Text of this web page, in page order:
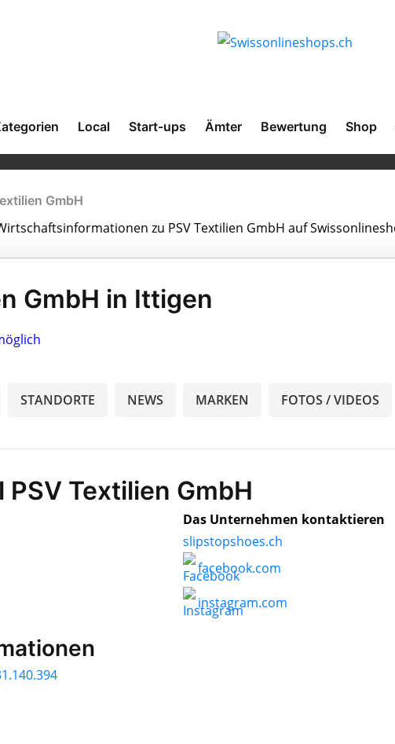
Local Start-ups Ämter Bewertung Shop
GmbH
zu PSV Textilien GmbH auf
GmbH in Ittigen
STANDORTE NEWS MARKEN FOTOS / VIDEOS
Textilien GmbH
Das Unternehmen kontaktieren
slipstopshoes.ch
facebook.com
instagram.com